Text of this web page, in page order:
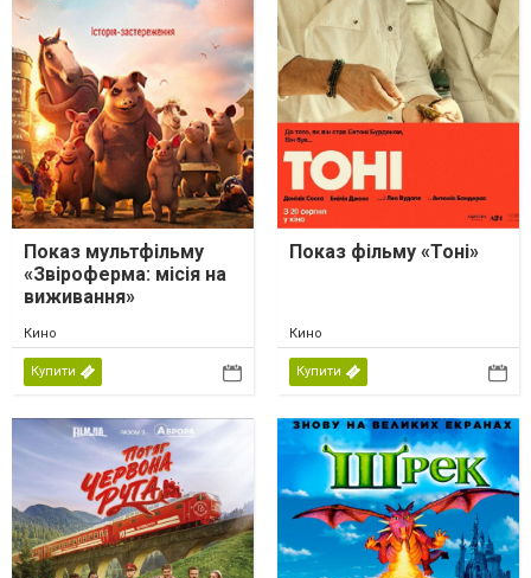
Показ мультфільму
«Звіроферма: місія на
виживання»
Кино
Купити
Показ фільму «Тоні»
Кино
Купити